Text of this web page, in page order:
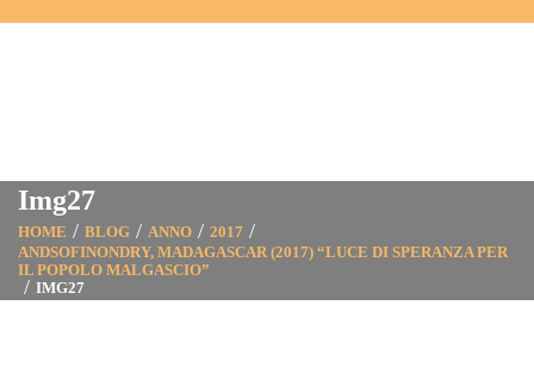
Img27
HOME BLOG ANNO
2017
ANDSOFINONDRY, MADAGASCAR (2017) “LUCE DI SPERANZA PER
IL POPOLO MALGASCIO”
IMG27